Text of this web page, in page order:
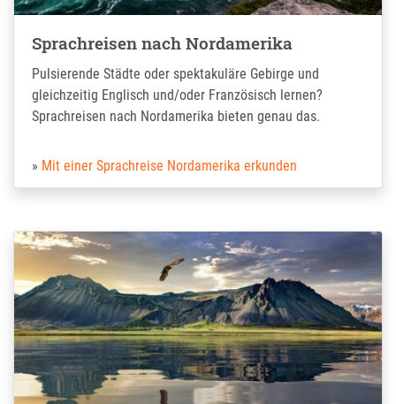
Sprachreisen nach Nordamerika
Pulsierende Städte oder spektakuläre Gebirge und
gleichzeitig Englisch und/oder Französisch lernen?
Sprachreisen nach Nordamerika bieten genau das.
Mit einer Sprachreise Nordamerika erkunden